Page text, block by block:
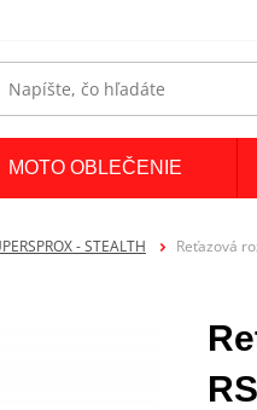
MOTO OBLEČENIE
- STEALTH Reťazová